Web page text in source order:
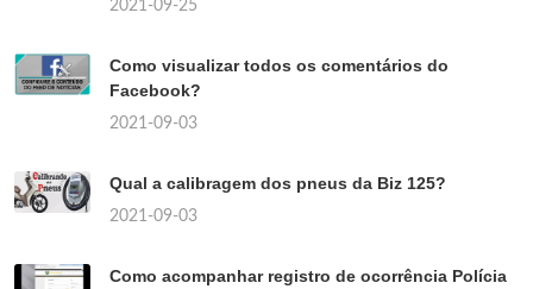
2021-09-25
Como visualizar todos os comentários do
Facebook?
2021-09-03
Qual a calibragem dos pneus da Biz 125?
2021-09-03
Como acompanhar registro de ocorrência Polícia